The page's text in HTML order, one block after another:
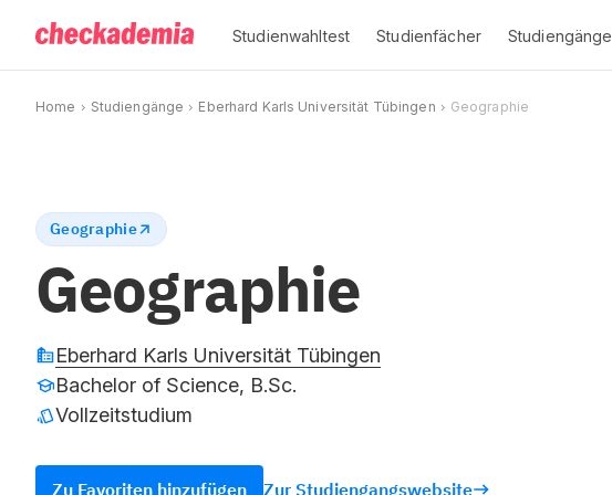
Studienwahltest Studienfächer Studiengänge
Home Studiengänge Eberhard Karls Universität Tübingen Geographie
Geographie
Geographie
Eberhard Karls Universität Tübingen
Bachelor of Science, B.Sc.
Vollzeitstudium
Zu Favoriten hinzufügen Zur Studiengangswebsite